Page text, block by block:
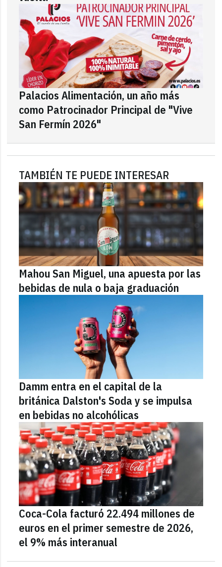
Palacios Alimentación, un año más
como Patrocinador Principal de "Vive
San Fermín 2026"
TAMBIÉN TE PUEDE INTERESAR
Mahou San Miguel, una apuesta por las
bebidas de nula o baja graduación
Damm entra en el capital de la
británica Dalston's Soda y se impulsa
en bebidas no alcohólicas
Coca-Cola facturó 22.494 millones de
euros en el primer semestre de 2026,
el 9% más interanual